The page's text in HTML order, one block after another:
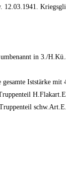
in 3./
Iststärke mit